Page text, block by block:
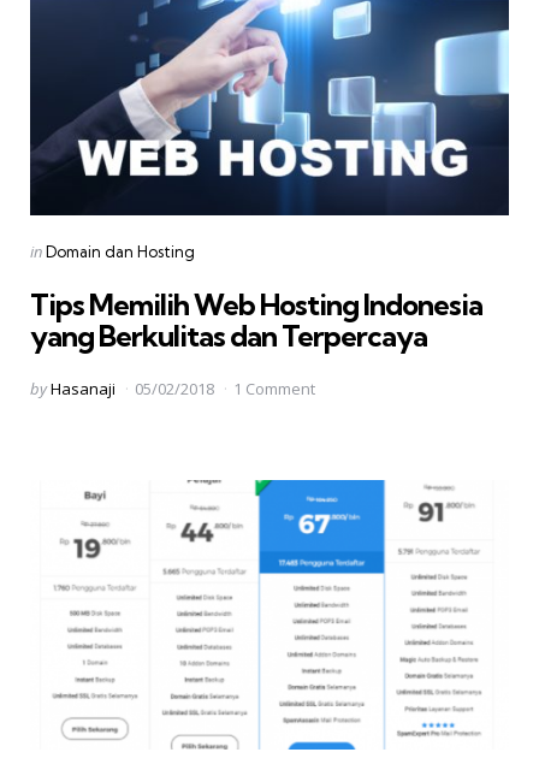
Categories
Posted
inDomain dan Hosting
Tips Memilih Web Hosting Indonesia
yang Berkulitas dan Terpercaya
Posted
byHasanaji 05/02/2018 1 Comment